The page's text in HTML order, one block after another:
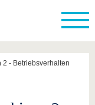
- Betriebsverhalten